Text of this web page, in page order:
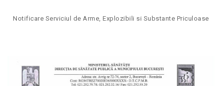
Notificare Serviciul de Arme, Explozibili si Substante Priculoase